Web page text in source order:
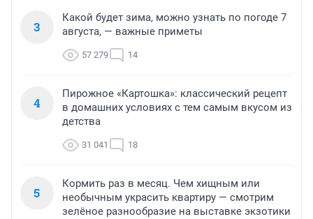
3
Какой будет зима, можно узнать по погоде 7
августа, — важные приметы
57 279 14
4
Пирожное «Картошка»: классический рецепт
в домашних условиях с тем самым вкусом из
детства
31 041 18
5
Кормить раз в месяц. Чем хищным или
необычным украсить квартиру — смотрим
зелёное разнообразие на выставке экзотики